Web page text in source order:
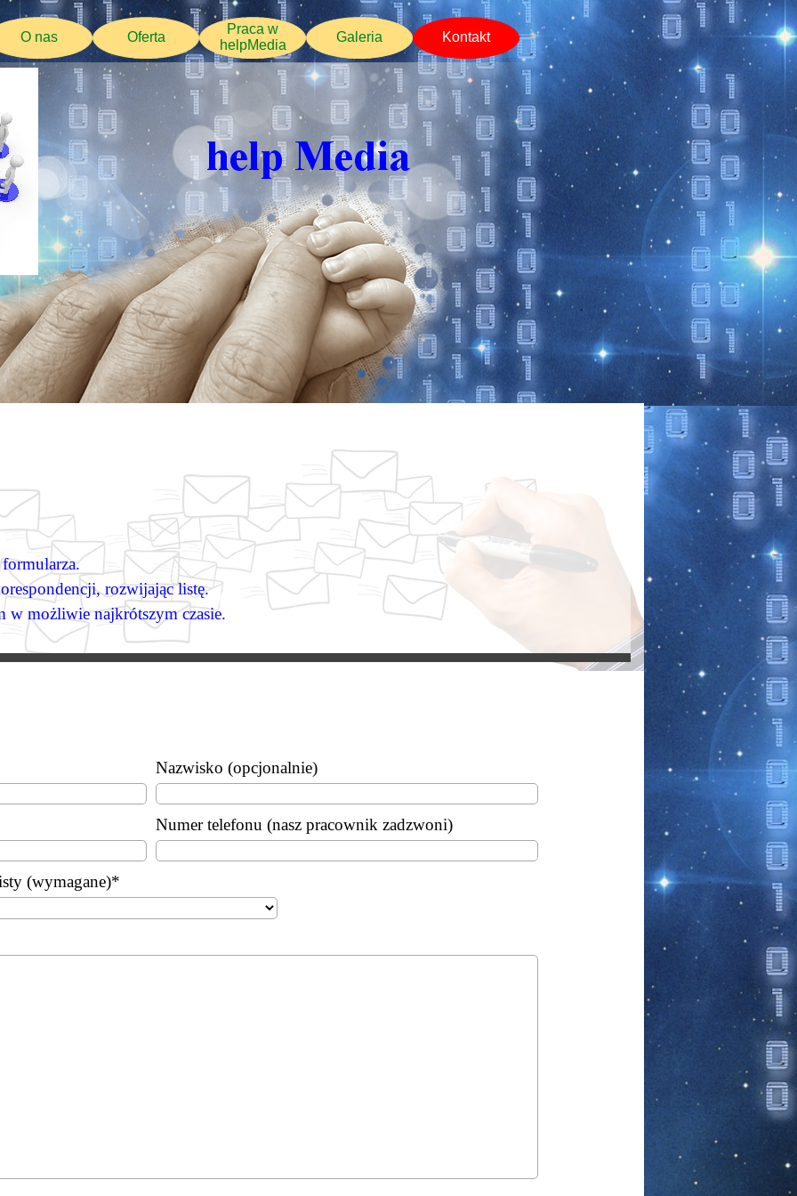
O nas Oferta
Praca w
helpMedia
Galeria Kontakt
rozwijając listę.
w możliwie najkrótszym czasie.
Nazwisko (opcjonalnie)
Numer telefonu (nasz pracownik zadzwoni)
(wymagane)*